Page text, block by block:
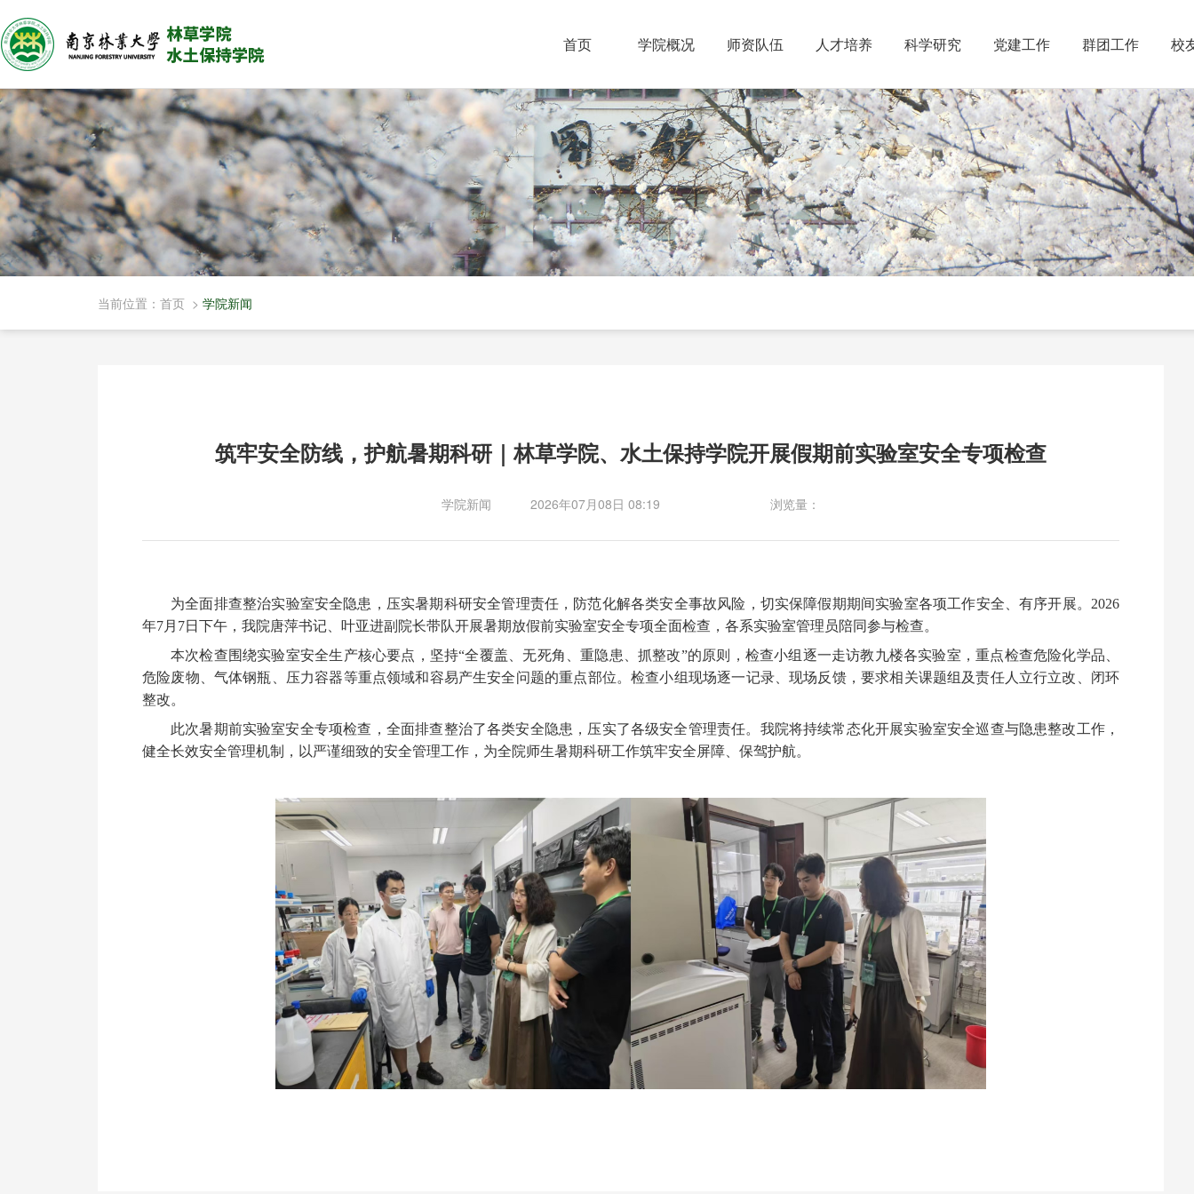
首页 学院概况 师资队伍 人才培养 科学研究 党建工作 群团工作 校
当前位置： 首页 > 学院新闻
筑牢安全防线，护航暑期科研｜林草学院、水土保持学院开展假期前实验室安全专项检查
学院新闻 2026年07月08日 08:19 浏览量：
为全面排查整治实验室安全隐患，压实暑期科研安全管理责任，防范化解各类安全事故风险，切实保障假期期间实验室各项工作安全、有序开展。 2026
年7月 7日下午，我院唐萍书记、叶亚进副 院长带队开展暑期放假前实验室安全专项全面检查，各系实验室管理员陪同参与检查。
本次检查围绕实验室安全生产核心要点，坚持“全覆盖、无死角、重隐患、抓整改”的原则，检查小组逐一走访教九楼各实验室，重点检查危险化学品、
危险废物、气体钢瓶、压力容器等重点领域和容易产生安全问题的重点部位。检查小组现场逐一记录、现场反馈，要求相关课题组及责任人立行立改、闭环
整改。
此次暑期前实验室安全专项检查，全面排查整治了各类安全隐患，压实了各级安全管理责任。我院将持续常态化开展实验室安全巡查与隐患整改工作，
健全长效安全管理机制，以严谨细致的安全管理工作，为全院师生暑期科研工作筑牢安全屏障、保驾护航。